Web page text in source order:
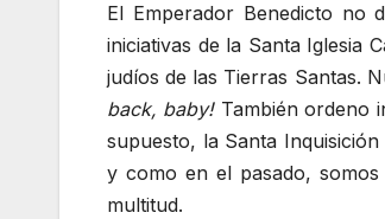
El Emperador Benedicto no
iniciativas de la Santa Iglesia
judíos de las Tierras Santas.
back, baby!También ordeno
supuesto, la Santa
y como en el pasado,
multitud.